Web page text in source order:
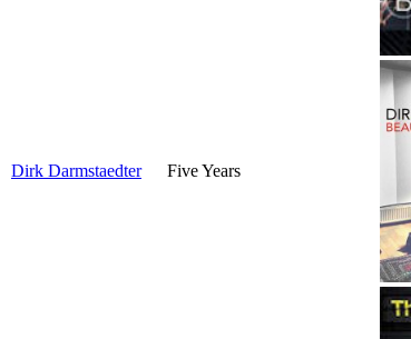
Dirk Darmstaedter Five Years